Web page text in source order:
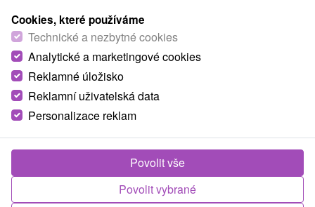
Fotografie od zákazníků +6
Cookies, které používáme
Technické a nezbytné cookies
Analytické a marketingové cookies
Reklamné úložisko
Reklamní uživatelská data
Personalizace reklam
Povolit vybrané
Povolit vše